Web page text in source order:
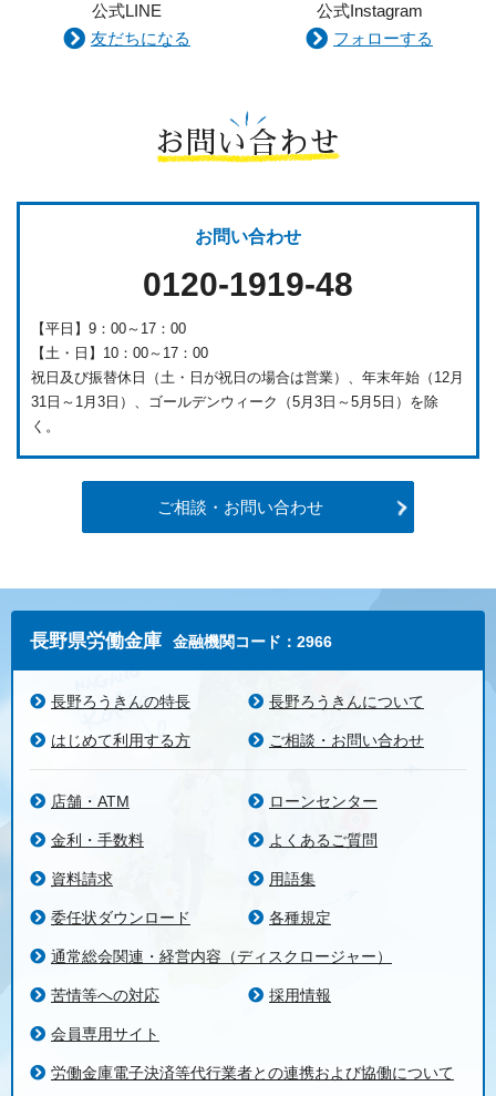
公式LINE
友だちになる
公式Instagram
フォローする
お問い合わせ
お問い合わせ
0120-1919-48
【平日】9：00～17：00
【土・日】10：00～17：00
祝日及び振替休日（土・日が祝日の場合は営業）、年末年始（12月
31日～1月3日）、ゴールデンウィーク（5月3日～5月5日）を除
く。
ご相談・お問い合わせ
長野県労働金庫 金融機関コード：2966
長野ろうきんの特長 長野ろうきんについて
はじめて利用する方 ご相談・お問い合わせ
店舗・ATM ローンセンター
金利・手数料 よくあるご質問
資料請求 用語集
委任状ダウンロード 各種規定
通常総会関連・経営内容（ディスクロージャー）
苦情等への対応 採用情報
会員専用サイト
労働金庫電子決済等代行業者との連携および協働について